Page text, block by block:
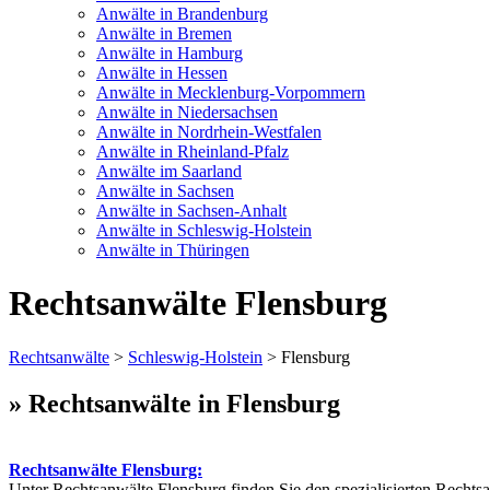
Anwälte in Brandenburg
Anwälte in Bremen
Anwälte in Hamburg
Anwälte in Hessen
Anwälte in Mecklenburg-Vorpommern
Anwälte in Niedersachsen
Anwälte in Nordrhein-Westfalen
Anwälte in Rheinland-Pfalz
Anwälte im Saarland
Anwälte in Sachsen
Anwälte in Sachsen-Anhalt
Anwälte in Schleswig-Holstein
Anwälte in Thüringen
Rechtsanwälte Flensburg
Rechtsanwälte > Schleswig-Holstein > Flensburg
» Rechtsanwälte in Flensburg
Rechtsanwälte Flensburg: